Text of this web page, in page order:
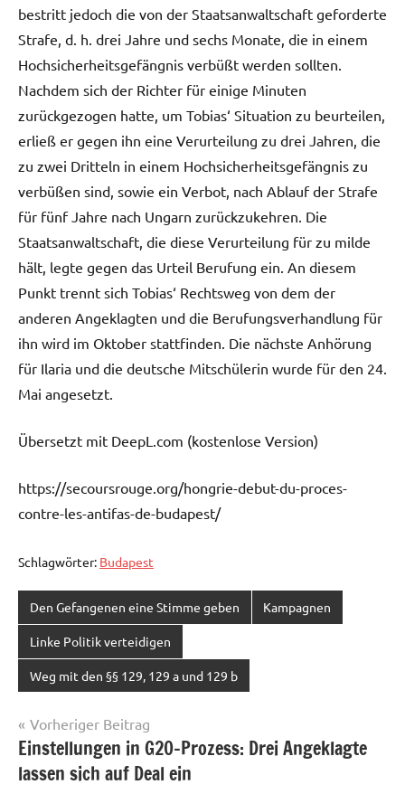
bestritt jedoch die von der Staatsanwaltschaft geforderte
Strafe, d. h. drei Jahre und sechs Monate, die in einem
Hochsicherheitsgefängnis verbüßt werden sollten.
Nachdem sich der Richter für einige Minuten
zurückgezogen hatte, um Tobias‘ Situation zu beurteilen,
erließ er gegen ihn eine Verurteilung zu drei Jahren, die
zu zwei Dritteln in einem Hochsicherheitsgefängnis zu
verbüßen sind, sowie ein Verbot, nach Ablauf der Strafe
für fünf Jahre nach Ungarn zurückzukehren. Die
Staatsanwaltschaft, die diese Verurteilung für zu milde
hält, legte gegen das Urteil Berufung ein. An diesem
Punkt trennt sich Tobias‘ Rechtsweg von dem der
anderen Angeklagten und die Berufungsverhandlung für
ihn wird im Oktober stattfinden. Die nächste Anhörung
für Ilaria und die deutsche Mitschülerin wurde für den 24.
Mai angesetzt.
Übersetzt mit DeepL.com (kostenlose Version)
https://secoursrouge.org/hongrie-debut-du-proces-
contre-les-antifas-de-budapest/
Schlagwörter: Budapest
Den Gefangenen eine Stimme geben Kampagnen
Linke Politik verteidigen
Weg mit den §§ 129, 129 a und 129 b
Beitragsnavigation
Vorheriger Beitrag
Einstellungen in G20-Prozess: Drei Angeklagte
lassen sich auf Deal ein